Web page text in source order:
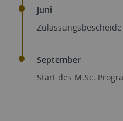
Juni
September
Start des M.Sc.